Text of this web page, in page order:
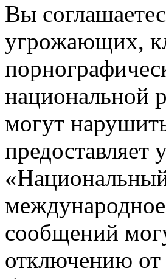
Вы
угрожающих,
национальной
могут
предоставляет
сообщений
отключению